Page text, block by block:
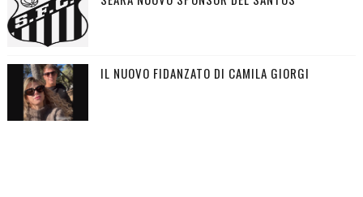
IL NUOVO FIDANZATO DI CAMILA GIORGI